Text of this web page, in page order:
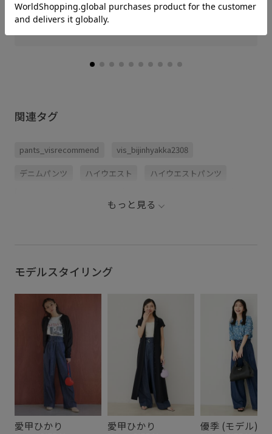
着用サイズ : M
カラー : ブルー系 (45)
関連タグ
pants_visrecommend vis_bijinhyakka2308
デニムパンツ ハイウエスト ハイウエストパンツ
もっと見る
モデルスタイリング
愛甲ひかり 愛甲ひかり 優季 (モデル)